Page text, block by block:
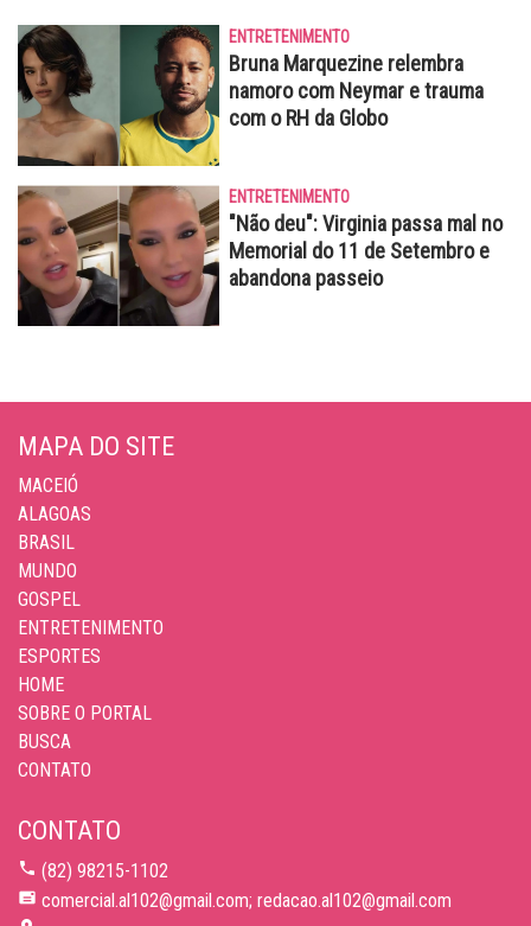
ENTRETENIMENTO
Bruna Marquezine relembra
namoro com Neymar e trauma
com o RH da Globo
ENTRETENIMENTO
"Não deu": Virginia passa mal no
Memorial do 11 de Setembro e
abandona passeio
MAPA DO SITE
MACEIÓ
ALAGOAS
BRASIL
MUNDO
GOSPEL
ENTRETENIMENTO
ESPORTES
HOME
SOBRE O PORTAL
BUSCA
CONTATO
CONTATO
(82) 98215-1102
comercial.al102@gmail.com; redacao.al102@gmail.com